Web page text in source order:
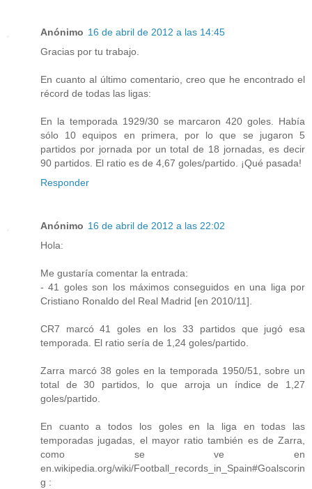
Anónimo 16 de abril de 2012 a las 14:45
Gracias por tu trabajo.
En cuanto al último comentario, creo que he encontrado el
récord de todas las ligas:
En la temporada 1929/30 se marcaron 420 goles. Había
sólo 10 equipos en primera, por lo que se jugaron 5
partidos por jornada por un total de 18 jornadas, es decir
90 partidos. El ratio es de 4,67 goles/partido. ¡Qué pasada!
Responder
Anónimo 16 de abril de 2012 a las 22:02
Hola:
Me gustaría comentar la entrada:
- 41 goles son los máximos conseguidos en una liga por
Cristiano Ronaldo del Real Madrid [en 2010/11].
CR7 marcó 41 goles en los 33 partidos que jugó esa
temporada. El ratio sería de 1,24 goles/partido.
Zarra marcó 38 goles en la temporada 1950/51, sobre un
total de 30 partidos, lo que arroja un índice de 1,27
goles/partido.
En cuanto a todos los goles en la liga en todas las
temporadas jugadas, el mayor ratio también es de Zarra,
como se ve en
en.wikipedia.org/wiki/Football_records_in_Spain#Goalscorin
g :